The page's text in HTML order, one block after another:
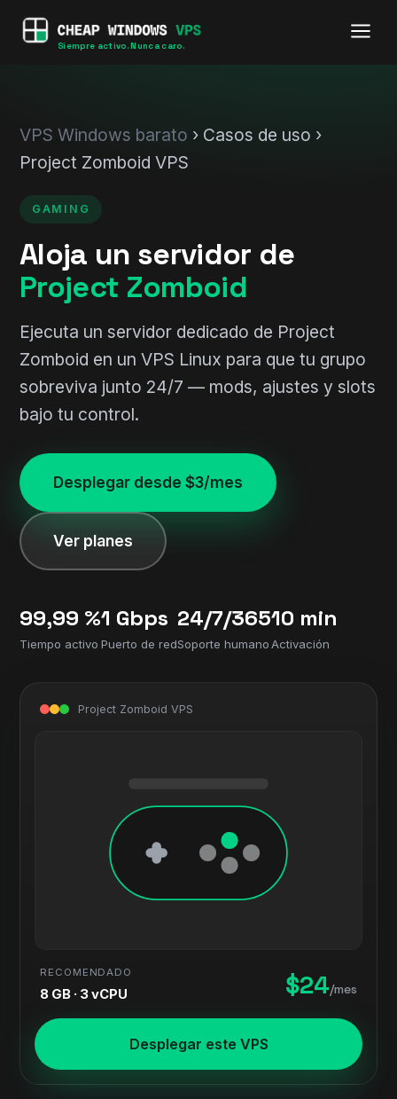
Siempre activo. Nunca caro.
VPS Windows barato › Casos de uso ›
Project Zomboid VPS
GAMING
Aloja un servidor de
Project Zomboid
Ejecuta un servidor dedicado de Project
Zomboid en un VPS Linux para que tu grupo
sobreviva junto 24/7 — mods, ajustes y slots
bajo tu control.
Desplegar desde $3/mes
Ver planes
99,99 %
Tiempo activo
1 Gbps
Puerto de red
24/7/365
Soporte humano
10 min
Activación
Project Zomboid VPS
RECOMENDADO
8 GB · 3 vCPU $24/mes
Desplegar este VPS